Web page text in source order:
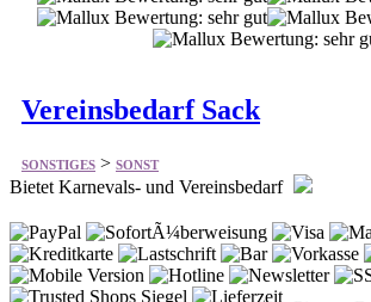
Vereinsbedarf Sack
SONSTIGES > SONST
Bietet Karnevals- und Vereinsbedarf